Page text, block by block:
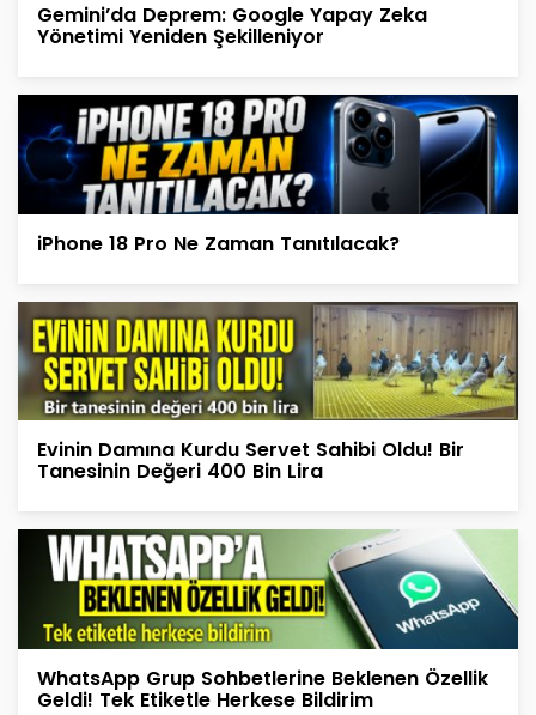
Gemini’da Deprem: Google Yapay Zeka
Yönetimi Yeniden Şekilleniyor
iPhone 18 Pro Ne Zaman Tanıtılacak?
Evinin Damına Kurdu Servet Sahibi Oldu! Bir
Tanesinin Değeri 400 Bin Lira
WhatsApp Grup Sohbetlerine Beklenen Özellik
Geldi! Tek Etiketle Herkese Bildirim